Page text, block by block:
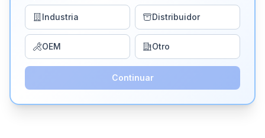
Industria Distribuidor
OEM Otro
Continuar